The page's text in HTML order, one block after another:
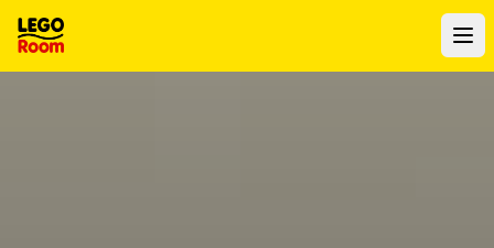
Naar hoofdinhoud